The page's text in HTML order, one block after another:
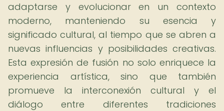
adaptarse y evolucionar en un contexto
moderno, manteniendo su esencia y
significado cultural, al tiempo que se abren a
nuevas influencias y posibilidades creativas.
Esta expresión de fusión no solo enriquece la
experiencia artística, sino que también
promueve la interconexión cultural y el
diálogo entre diferentes tradiciones